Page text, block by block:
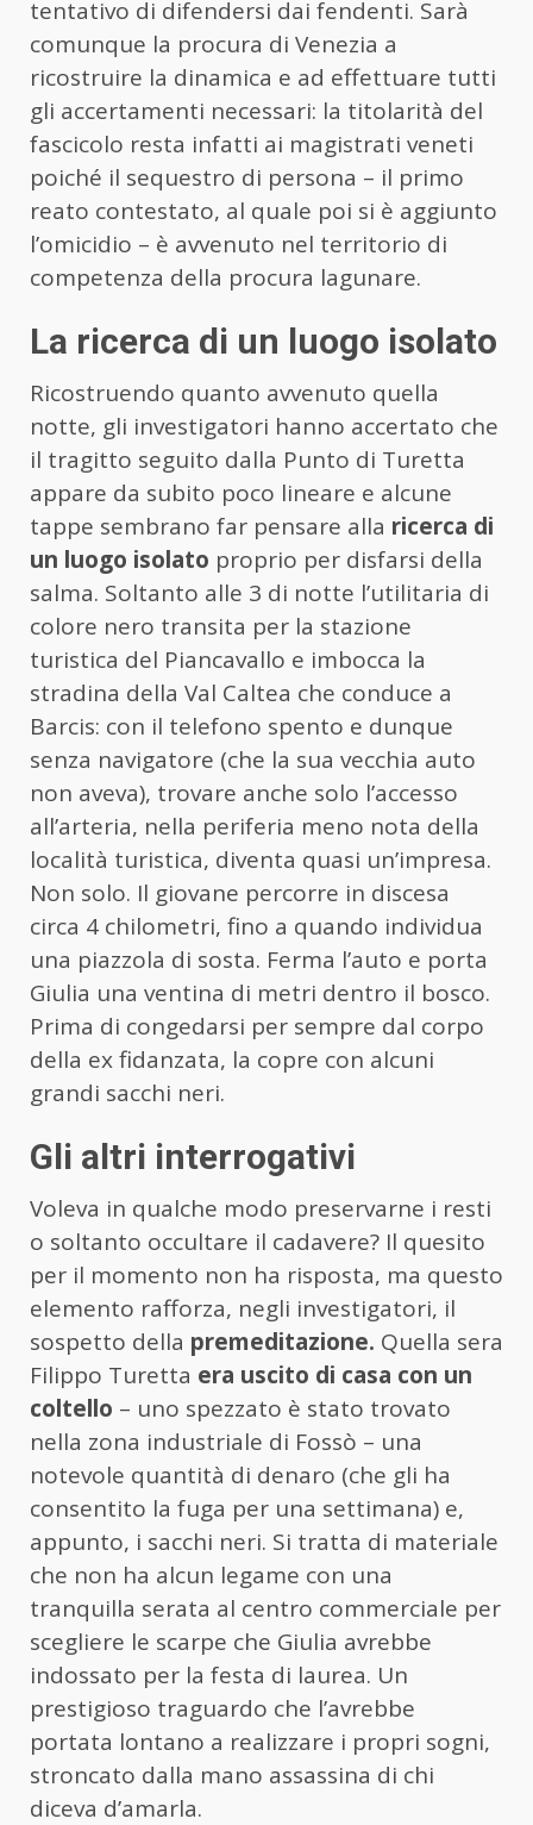
tentativo di difendersi dai fendenti. Sarà
comunque la procura di Venezia a
ricostruire la dinamica e ad effettuare tutti
gli accertamenti necessari: la titolarità del
fascicolo resta infatti ai magistrati veneti
poiché il sequestro di persona – il primo
reato contestato, al quale poi si è aggiunto
l’omicidio – è avvenuto nel territorio di
competenza della procura lagunare.
La ricerca di un luogo isolato
Ricostruendo quanto avvenuto quella
notte, gli investigatori hanno accertato che
il tragitto seguito dalla Punto di Turetta
appare da subito poco lineare e alcune
tappe sembrano far pensare alla ricerca di
un luogo isolato proprio per disfarsi della
salma. Soltanto alle 3 di notte l’utilitaria di
colore nero transita per la stazione
turistica del Piancavallo e imbocca la
stradina della Val Caltea che conduce a
Barcis: con il telefono spento e dunque
senza navigatore (che la sua vecchia auto
non aveva), trovare anche solo l’accesso
all’arteria, nella periferia meno nota della
località turistica, diventa quasi un’impresa.
Non solo. Il giovane percorre in discesa
circa 4 chilometri, fino a quando individua
una piazzola di sosta. Ferma l’auto e porta
Giulia una ventina di metri dentro il bosco.
Prima di congedarsi per sempre dal corpo
della ex fidanzata, la copre con alcuni
grandi sacchi neri.
Gli altri interrogativi
Voleva in qualche modo preservarne i resti
o soltanto occultare il cadavere? Il quesito
per il momento non ha risposta, ma questo
elemento rafforza, negli investigatori, il
sospetto della premeditazione. Quella sera
Filippo Turetta era uscito di casa con un
coltello – uno spezzato è stato trovato
nella zona industriale di Fossò – una
notevole quantità di denaro (che gli ha
consentito la fuga per una settimana) e,
appunto, i sacchi neri. Si tratta di materiale
che non ha alcun legame con una
tranquilla serata al centro commerciale per
scegliere le scarpe che Giulia avrebbe
indossato per la festa di laurea. Un
prestigioso traguardo che l’avrebbe
portata lontano a realizzare i propri sogni,
stroncato dalla mano assassina di chi
diceva d’amarla.